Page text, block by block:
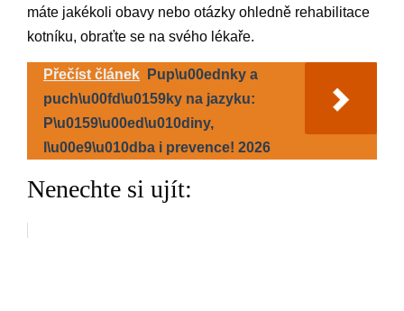
máte jakékoli obavy nebo otázky ohledně rehabilitace
kotníku, obraťte se na svého lékaře.
Přečíst článek
Pup\u00ednky a
puch\u00fd\u0159ky na jazyku:
P\u0159\u00ed\u010diny,
l\u00e9\u010dba i prevence! 2026
Nenechte si ujít: